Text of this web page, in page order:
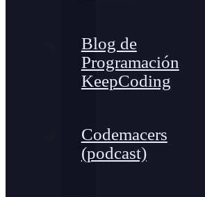
Blog de
Programación
KeepCoding
Codemacers
(podcast)